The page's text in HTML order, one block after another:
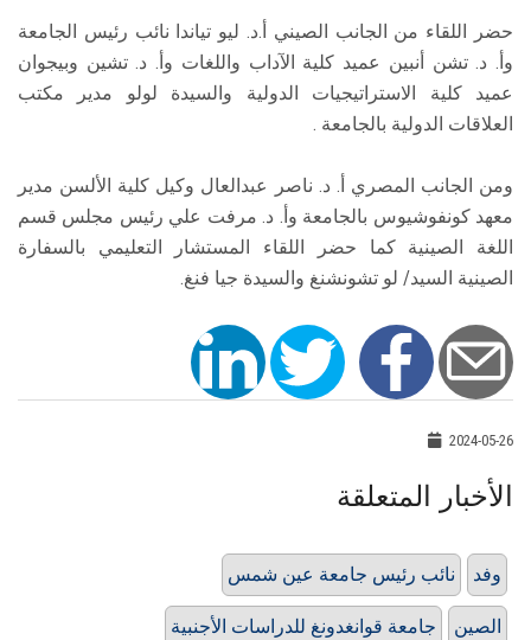
حضر اللقاء من الجانب الصيني أ.د. ليو تياندا نائب رئيس الجامعة
وأ. د. تشن أنبين عميد كلية الآداب واللغات وأ. د. تشين وبيجوان
عميد كلية الاستراتيجيات الدولية والسيدة لولو مدير مكتب
العلاقات الدولية بالجامعة .
ومن الجانب المصري أ. د. ناصر عبدالعال وكيل كلية الألسن مدير
معهد كونفوشيوس بالجامعة وأ. د. مرفت علي رئيس مجلس قسم
اللغة الصينية كما حضر اللقاء المستشار التعليمي بالسفارة
الصينية السيد/ لو تشونشنغ والسيدة جيا فنغ.
2024-05-26
الأخبار المتعلقة
نائب رئيس جامعة عين شمس وفد
جامعة قوانغدونغ للدراسات الأجنبية الصين